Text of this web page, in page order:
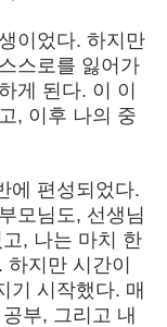
이었다. 하지만
스로를 잃어가
게 된다. 이 이
, 이후 나의 중
에 편성되었다.
모님도, 선생님
, 나는 마치 한
하지만 시간이
기 시작했다. 매
부, 그리고 내